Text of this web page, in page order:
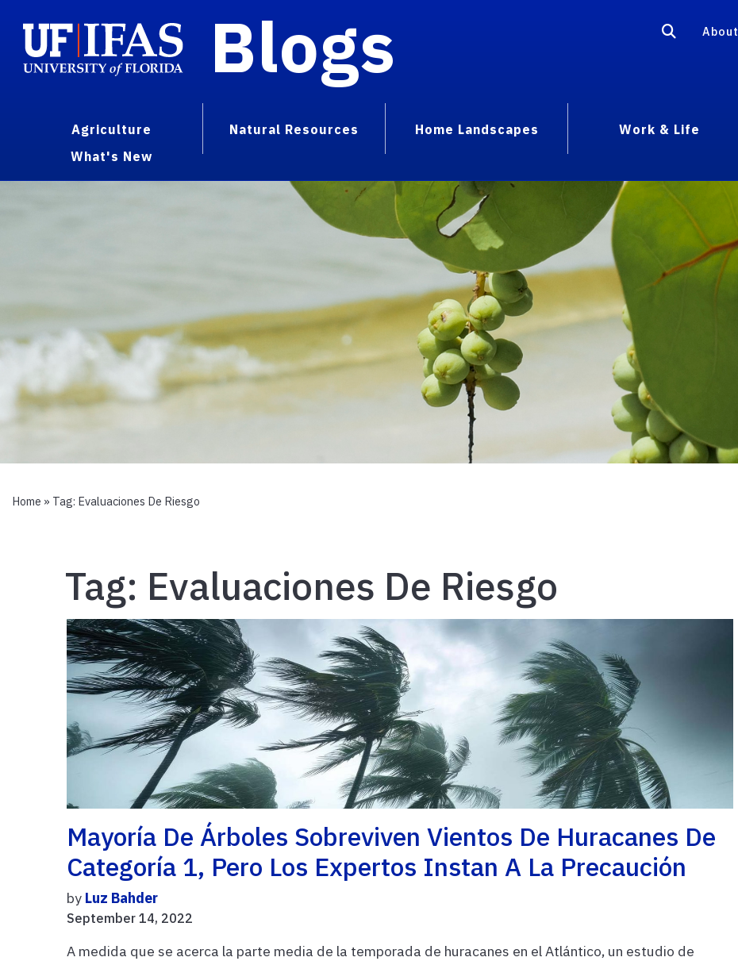
Blogs About
Agriculture Natural Resources Home Landscapes Work & Life
What's New
Home » Tag: Evaluaciones De Riesgo
Tag: Evaluaciones De Riesgo
Mayoría De Árboles Sobreviven Vientos De Huracanes De
Categoría 1, Pero Los Expertos Instan A La Precaución
by Luz Bahder
September 14, 2022
A medida que se acerca la parte media de la temporada de huracanes en el Atlántico, un estudio de